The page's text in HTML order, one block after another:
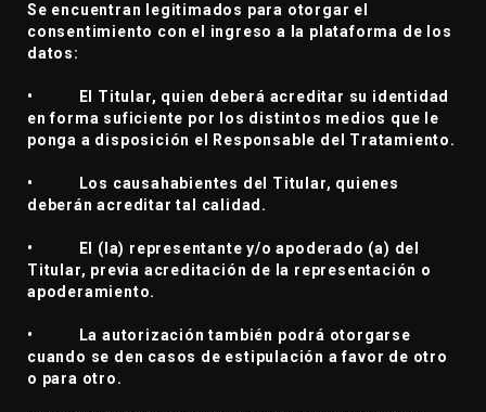
Se encuentran legitimados para otorgar el
consentimiento con el ingreso a la plataforma de los
datos:
• El Titular, quien deberá acreditar su identidad
en forma suficiente por los distintos medios que le
ponga a disposición el Responsable del Tratamiento.
• Los causahabientes del Titular, quienes
deberán acreditar tal calidad.
• El (la) representante y/o apoderado (a) del
Titular, previa acreditación de la representación o
apoderamiento.
• La autorización también podrá otorgarse
cuando se den casos de estipulación a favor de otro
o para otro.